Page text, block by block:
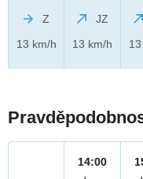
Z
13 km/h
JZ
13 km/h
14:00